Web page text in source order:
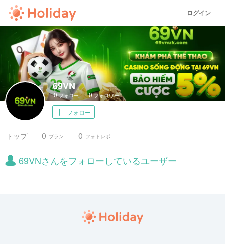
ログイン
69VN
0フォロー 0フォロワー
フォロー
トップ プラン
0 フォトレポ
0
69VNさんをフォローしているユーザー